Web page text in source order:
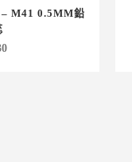
M41 0.5MM鉛